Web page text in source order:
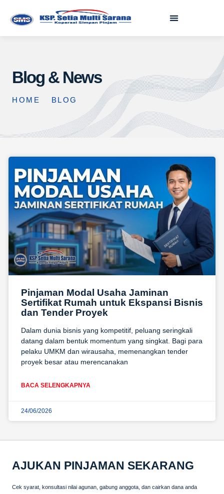
Blog & News
HOME BLOG
Pinjaman Modal Usaha Jaminan
Sertifikat Rumah untuk Ekspansi Bisnis
dan Tender Proyek
Dalam dunia bisnis yang kompetitif, peluang seringkali
datang dalam bentuk momentum yang singkat. Bagi para
pelaku UMKM dan wirausaha, memenangkan tender
proyek besar atau merencanakan
BACA SELENGKAPNYA
24/06/2026
AJUKAN PINJAMAN SEKARANG
Cek syarat, konsultasi nilai agunan, gabung anggota, dan cairkan dana anda